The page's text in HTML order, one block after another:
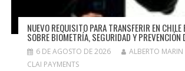
NUEVO REQUISITO PARA TRANSFERIR EN CHILE
SOBRE BIOMETRÍA, SEGURIDAD Y PREVENCIÓN
6 DE AGOSTO DE 2026
ALBERTO
CLAI PAYMENTS